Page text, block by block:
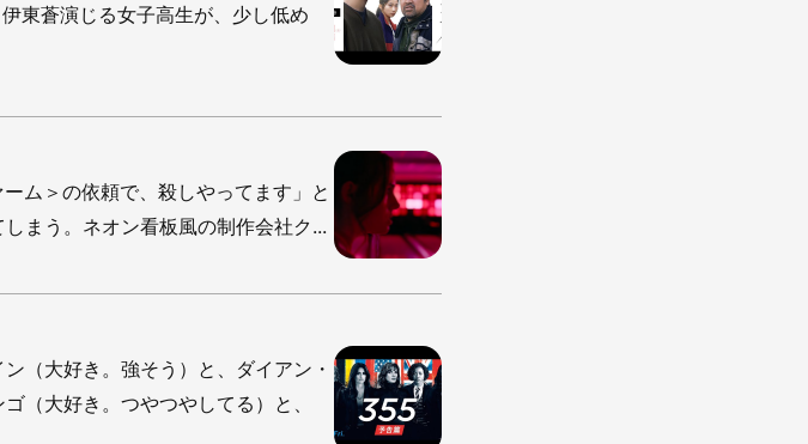
東蒼演じる女子高生が、少し低め
ム＞の依頼で、殺しやってます」と
まう。ネオン看板風の制作会社ク...
（大好き。強そう）と、ダイアン・
（大好き。つやつやしてる）と、